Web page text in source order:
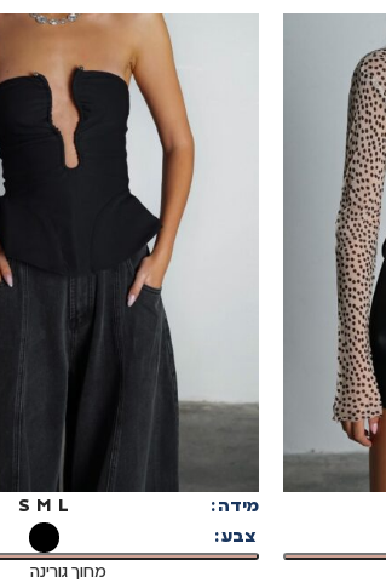
בחר אפשרויות
מידה L
M
S
צבע
מחוך גורינה